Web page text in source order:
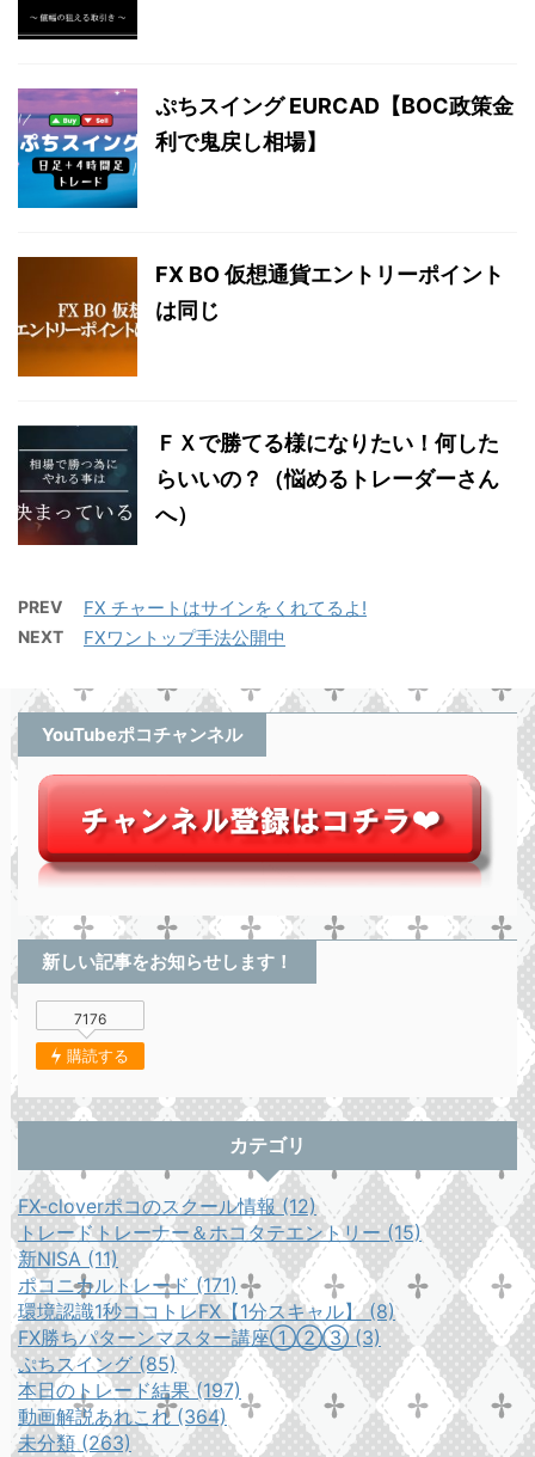
ぷちスイング EURCAD【BOC政策金
利で鬼戻し相場】
FX BO 仮想通貨エントリーポイント
は同じ
ＦＸで勝てる様になりたい！何した
らいいの？（悩めるトレーダーさん
へ）
PREV FX チャートはサインをくれてるよ!
NEXT FXワントップ手法公開中
YouTubeポコチャンネル
新しい記事をお知らせします！
7176
購読する
カテゴリ
FX-cloverポコのスクール情報 (12)
トレードトレーナー＆ホコタテエントリー (15)
新NISA (11)
ポコニカルトレード (171)
環境認識1秒ココトレFX【1分スキャル】 (8)
FX勝ちパターンマスター講座①②③ (3)
ぷちスイング (85)
本日のトレード結果 (197)
動画解説あれこれ (364)
未分類 (263)